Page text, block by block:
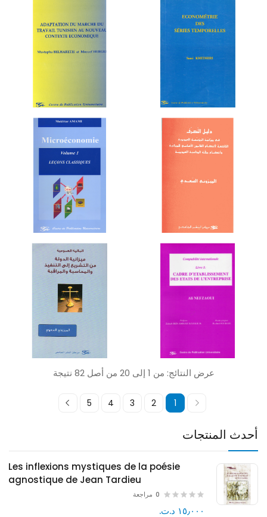
أحدث المنتجات
Les inflexions mystiques de la poésie
agnostique de Jean Tardieu
0 مراجعة
١٥٫٠٠٠ د.ت.‏
عرض النتائج: من 1 إلى 20 من أصل 82 نتيجة
1
2
3
4
5